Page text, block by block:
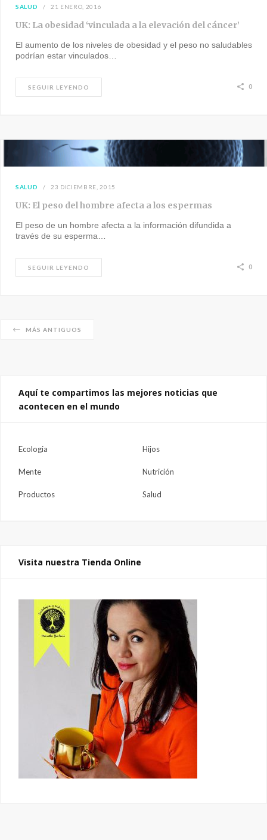
SALUD 21 ENERO, 2016
UK: La obesidad ‘vinculada a la elevación del cáncer’
El aumento de los niveles de obesidad y el peso no saludables
podrían estar vinculados…
SEGUIR LEYENDO 0
SALUD 23 DICIEMBRE, 2015
UK: El peso del hombre afecta a los espermas
El peso de un hombre afecta a la información difundida a
través de su esperma…
SEGUIR LEYENDO 0
MÁS ANTIGUOS
Aquí te compartimos las mejores noticias que
acontecen en el mundo
Ecologia Hijos
Mente Nutrición
Productos Salud
Visita nuestra Tienda Online